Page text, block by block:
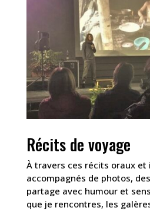
Récits de voyage
À travers ces récits oraux et
accompagnés de photos,
partage avec humour et
que je rencontres, les